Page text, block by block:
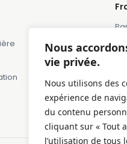
Nous
vie privée.
Nous utilisons des
expérience de
du contenu
cliquant sur « Tout
l’utilisation de tous